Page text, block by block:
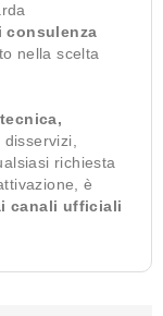
consulenza
nella scelta
disservizi,
richiesta
è
canali ufficiali